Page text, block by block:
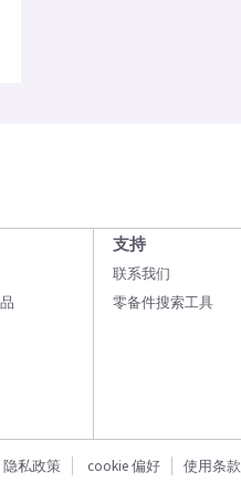
支持
联系我们
零备件搜索工具
隐私政策 cookie 偏好 使用条款